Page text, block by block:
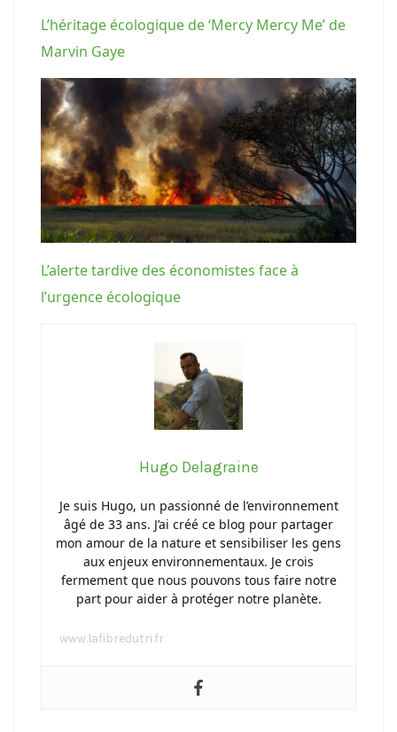
L’héritage écologique de ‘Mercy Mercy Me’ de
Marvin Gaye
L’alerte tardive des économistes face à
l’urgence écologique
Hugo Delagraine
Je suis Hugo, un passionné de l’environnement
âgé de 33 ans. J’ai créé ce blog pour partager
mon amour de la nature et sensibiliser les gens
aux enjeux environnementaux. Je crois
fermement que nous pouvons tous faire notre
part pour aider à protéger notre planète.
www.lafibredutri.fr